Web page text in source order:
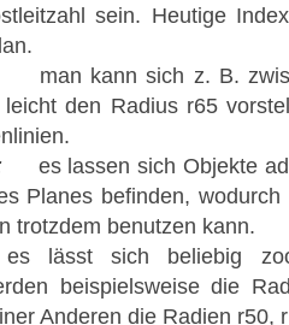
sein. Heutige
man kann sich z. B.
den Radius r65
es lassen sich Objekte
Planes befinden,
trotzdem benutzen kann.
lässt sich beliebig
beispielsweise die
Anderen die Radien r50,